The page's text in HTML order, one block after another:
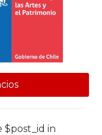
$post_id in